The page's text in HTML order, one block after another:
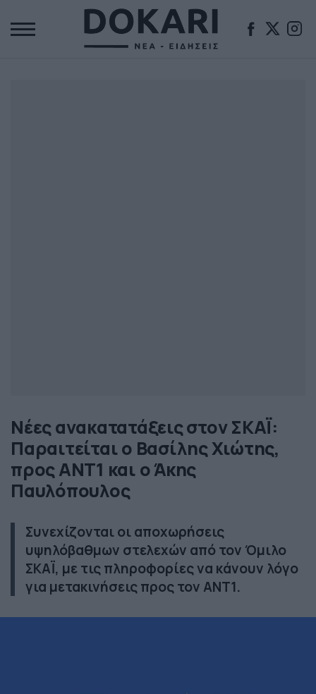
Νέες ανακατατάξεις στον ΣΚΑΪ:
Παραιτείται ο Βασίλης Χιώτης,
προς ΑΝΤ1 και ο Άκης
Παυλόπουλος
Συνεχίζονται οι αποχωρήσεις
υψηλόβαθμων στελεχών από τον Όμιλο
ΣΚΑΪ, με τις πληροφορίες να κάνουν λόγο
για μετακινήσεις προς τον ΑΝΤ1.